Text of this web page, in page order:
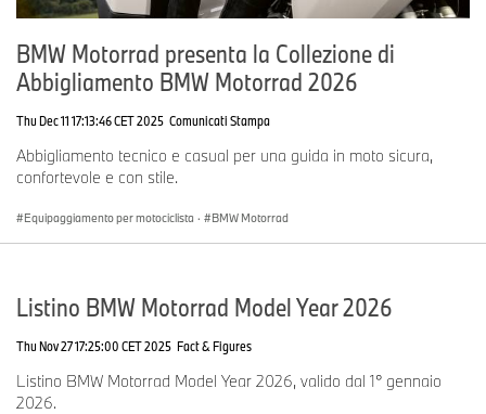
BMW Motorrad presenta la Collezione di
Abbigliamento BMW Motorrad 2026
Thu Dec 11 17:13:46 CET 2025 Comunicati Stampa
Abbigliamento tecnico e casual per una guida in moto sicura,
confortevole e con stile.
Equipaggiamento per motociclista · BMW Motorrad
Listino BMW Motorrad Model Year 2026
Thu Nov 27 17:25:00 CET 2025 Fact & Figures
Listino BMW Motorrad Model Year 2026, valido dal 1° gennaio
2026.